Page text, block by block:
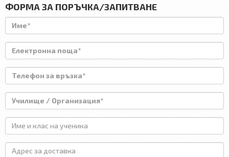
ФОРМА ЗА ПОРЪЧКА/ЗАПИТВАНЕ